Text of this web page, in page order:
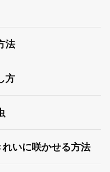
法
方
いに咲かせる方法